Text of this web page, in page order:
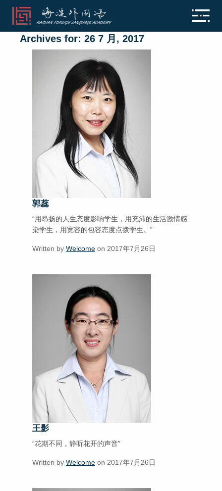
Archives for: 26 7 月, 2017
郭蕊
“用昂扬的人生态度影响学生，用充沛的生活激情感
染学生，用宽容的包容态度点拨学生。”
Written by Welcome on 2017年7月26日
王影
“花期不同，静听花开的声音”
Written by Welcome on 2017年7月26日